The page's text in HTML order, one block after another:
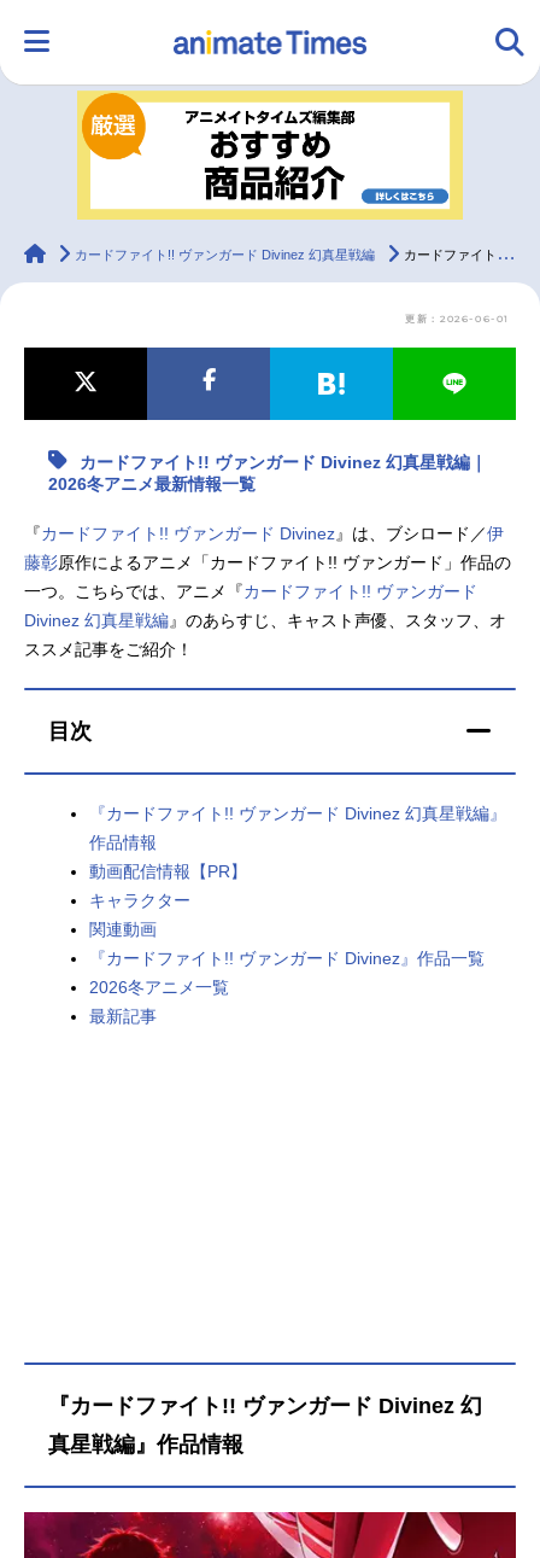
ランキング アニメ
ラジオ
最新記事一覧
アニメ記事一覧 声優記事一覧
アニメ映画一覧 実写化映画一覧
今期アニメ曜日別一覧
春アニメ 夏アニメ
秋アニメ
animateTimes
カードファイト!! ヴァンガード Divinez 幻真星戦編 カードファイト!! ヴァンガード Divinez 幻真星戦編｜2026冬アニメ最新情報一覧
更新：2026-06-01
カードファイト!! ヴァンガード Divinez 幻真星戦編｜
2026冬アニメ最新情報一覧
『カードファイト!! ヴァンガード Divinez』は、ブシロード／伊
藤彰原作によるアニメ「カードファイト!! ヴァンガード」作品の
一つ。こちらでは、アニメ『カードファイト!! ヴァンガード
Divinez 幻真星戦編』のあらすじ、キャスト声優、スタッフ、オ
ススメ記事をご紹介！
目次
『カードファイト!! ヴァンガード Divinez 幻真星戦編』
作品情報
動画配信情報【PR】
キャラクター
関連動画
『カードファイト!! ヴァンガード Divinez』作品一覧
2026冬アニメ一覧
最新記事
『カードファイト!! ヴァンガード Divinez 幻
真星戦編』作品情報